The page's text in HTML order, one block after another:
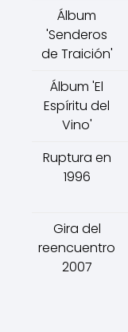
Álbum
'Senderos
de Traición'
Álbum 'El
Espíritu del
Vino'
Ruptura en
1996
Gira del
reencuentro
2007